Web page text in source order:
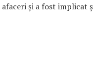
și a fost implicat